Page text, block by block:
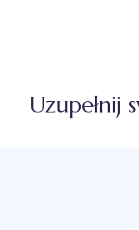
Uzupełnij